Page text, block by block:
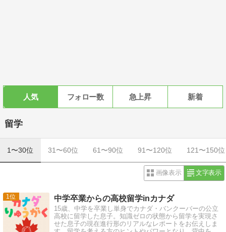
人気 フォロー数 急上昇 新着
留学
1〜30位 31〜60位 61〜90位 91〜120位 121〜150位
画像表示 文字表示
1 中学卒業からの高校留学inカナダ
15歳、中学を卒業し単身でカナダ・バンクーバーの公立
高校に留学した息子。知識ゼロの状態から留学を実現さ
せた息子の現在進行形のリアルなレポートをお伝えしま